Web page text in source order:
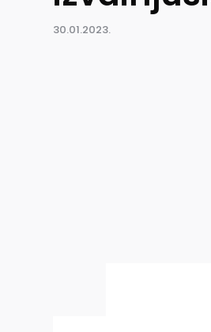
30.01.2023.